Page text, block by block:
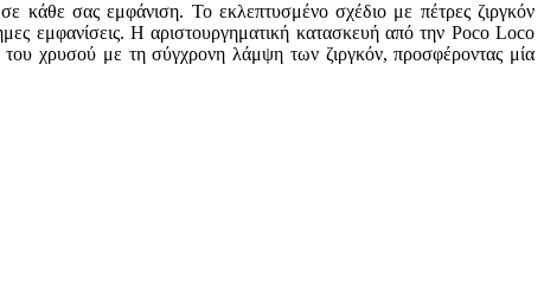
κάθε σας εμφάνιση. Το εκλεπτυσμένο σχέδιο με πέτρες ζιργκόν
εμφανίσεις. Η αριστουργηματική κατασκευή από την Poco Loco
του χρυσού με τη σύγχρονη λάμψη των ζιργκόν, προσφέροντας μία